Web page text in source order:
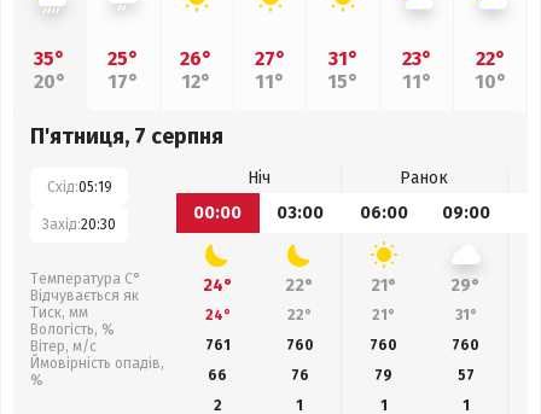
35°
20°
25°
17°
26°
12°
27°
11°
31°
15°
23°
11°
22°
10°
П'ятниця, 7 серпня
Схід:05:19
Захід:20:30
Температура С°
Відчувається як
Тиск, мм
Вологість, %
Вітер, м/с
Ймовірність опадів,
%
Ніч
Ранок
00:00
03:00 06:00 09:00
24° 22° 21° 29°
24° 22° 21° 31°
761
760 760 760
66
76 79 57
2
1 1
1